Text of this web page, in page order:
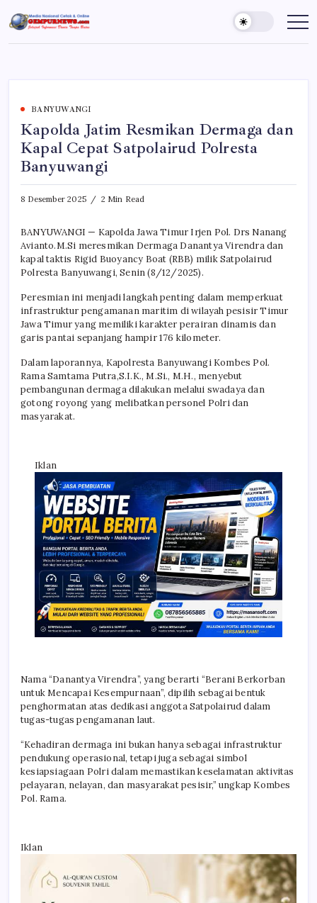
to
content
Gempur
News
Jelajah
Dunia
BANYUWANGI
Kapolda Jatim Resmikan Dermaga dan
Kapal Cepat Satpolairud Polresta
Banyuwangi
8 Desember 2025 2 Min Read
BANYUWANGI — Kapolda Jawa Timur Irjen Pol. Drs Nanang
Avianto.M.Si meresmikan Dermaga Danantya Virendra dan
kapal taktis Rigid Buoyancy Boat (RBB) milik Satpolairud
Polresta Banyuwangi, Senin (8/12/2025).
Peresmian ini menjadi langkah penting dalam memperkuat
infrastruktur pengamanan maritim di wilayah pesisir Timur
Jawa Timur yang memiliki karakter perairan dinamis dan
garis pantai sepanjang hampir 176 kilometer.
Dalam laporannya, Kapolresta Banyuwangi Kombes Pol.
Rama Samtama Putra,S.I.K., M.Si., M.H., menyebut
pembangunan dermaga dilakukan melalui swadaya dan
gotong royong yang melibatkan personel Polri dan
masyarakat.
Iklan
Nama “Danantya Virendra”, yang berarti “Berani Berkorban
untuk Mencapai Kesempurnaan”, dipilih sebagai bentuk
penghormatan atas dedikasi anggota Satpolairud dalam
tugas-tugas pengamanan laut.
“Kehadiran dermaga ini bukan hanya sebagai infrastruktur
pendukung operasional, tetapi juga sebagai simbol
kesiapsiagaan Polri dalam memastikan keselamatan aktivitas
pelayaran, nelayan, dan masyarakat pesisir,” ungkap Kombes
Pol. Rama.
Iklan